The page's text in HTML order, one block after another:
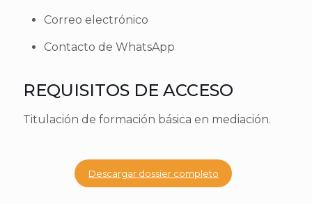
Correo electrónico
Contacto de WhatsApp
REQUISITOS DE ACCESO
Titulación de formación básica en mediación.
Descargar dossier completo